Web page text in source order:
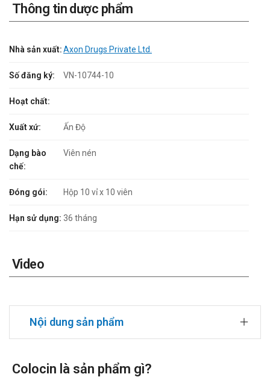
Thông tin dược phẩm
Nhà sản xuất:Axon Drugs Private Ltd.
Số đăng ký: VN-10744-10
Hoạt chất:
Xuất xứ: Ấn Độ
Dạng bào
chế:
Viên nén
Đóng gói: Hộp 10 vỉ x 10 viên
Hạn sử dụng: 36 tháng
Video
Nội dung sản phẩm
Colocin là sản phẩm gì?